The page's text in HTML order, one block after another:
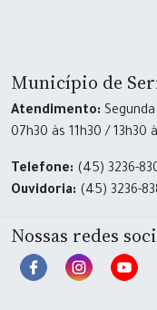
Município de
Atendimento:
07h30 às 11h30 / 13h30
Telefone: (45) 3236-
Ouvidoria: (45) 3236-
Nossas redes